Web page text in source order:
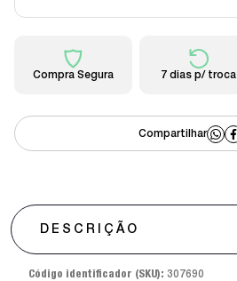
Compra Segura 7 dias p/ troca
DESCRIÇÃO
Código identificador (SKU): 307690